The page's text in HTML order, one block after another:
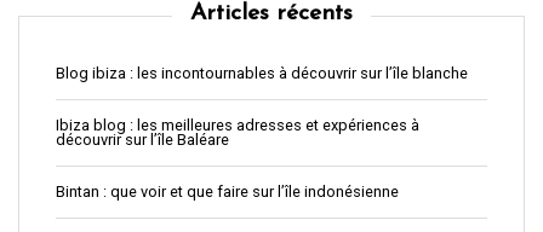
Articles récents
Blog ibiza : les incontournables à découvrir sur l’île blanche
Ibiza blog : les meilleures adresses et expériences à
découvrir sur l’île Baléare
Bintan : que voir et que faire sur l’île indonésienne